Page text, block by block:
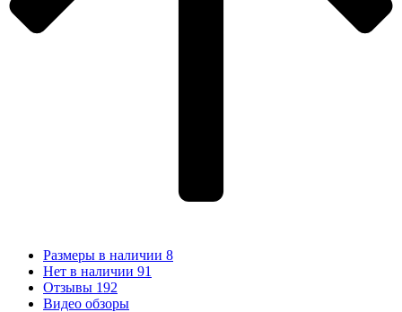
Размеры в наличии 8
Нет в наличии 91
Отзывы 192
Видео обзоры